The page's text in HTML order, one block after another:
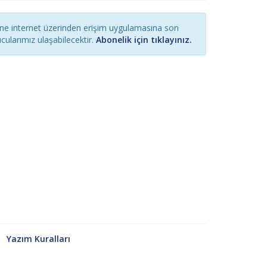
internet üzerinden erişim uygulamasına son
ulaşabilecektir. Abonelik için tıklayınız.
Yazım Kuralları